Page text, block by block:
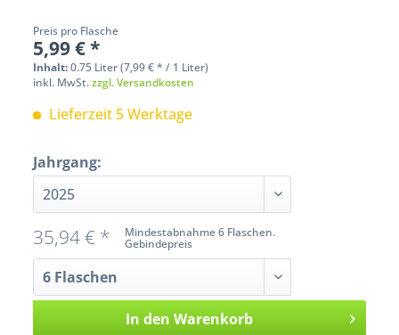
Preis pro Flasche
5,99 € *
Inhalt:0.75 Liter (7,99 € * / 1 Liter)
inkl. MwSt.zzgl. Versandkosten
Lieferzeit 5 Werktage
Jahrgang:
Mindestabnahme 6 Flaschen.
Gebindepreis
35,94 € *
In den Warenkorb